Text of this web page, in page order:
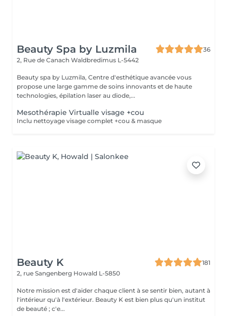
Beauty Spa by Luzmila
36
2, Rue de Canach Waldbredimus L-5442
Beauty spa by Luzmila, Centre d'esthétique avancée vous
propose une large gamme de soins innovants et de haute
technologies, épilation laser au diode,...
Mesothérapie Virtualle visage +cou
Inclu nettoyage visage complet +cou & masque
Beauty K
181
2, rue Sangenberg Howald L-5850
Notre mission est d'aider chaque client à se sentir bien, autant à
l'intérieur qu'à l'extérieur. Beauty K est bien plus qu'un institut
de beauté ; c'e...